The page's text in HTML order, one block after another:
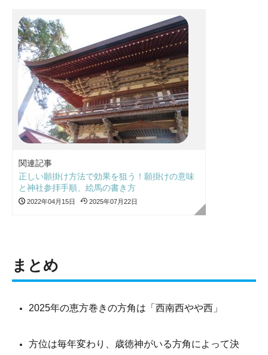
関連記事
正しい願掛け方法で効果を狙う！願掛けの意味
と神社参拝手順、絵馬の書き方
2022年04月15日 2025年07月22日
まとめ
2025年の恵方巻きの方角は「西南西やや西」
方位は毎年変わり、歳徳神がいる方角によって決